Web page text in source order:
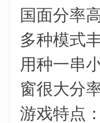
国面分率
多种模式
用种一串
窗很大分
游戏特点：